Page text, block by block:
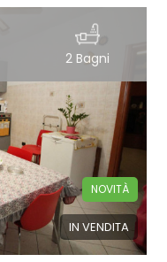
2 Bagni
IN VENDITA
NOVITÀ